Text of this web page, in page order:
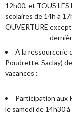
12h00, et TOUS
scolaires de 14h à
OUVERTURE
A la ressourcerie
Poudrette, Saclay)
vacances :
Participation aux
le samedi de 14h30